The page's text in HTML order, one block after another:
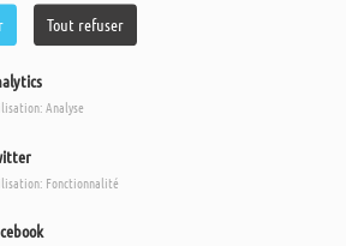
Tout refuser
Analyse
Fonctionnalité